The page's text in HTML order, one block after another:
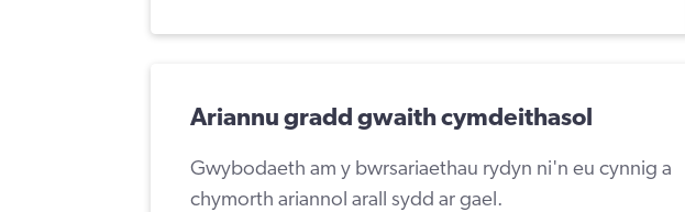
Ariannu gradd gwaith cymdeithasol
Gwybodaeth am y bwrsariaethau rydyn ni'n eu cynnig a
chymorth ariannol arall sydd ar gael.